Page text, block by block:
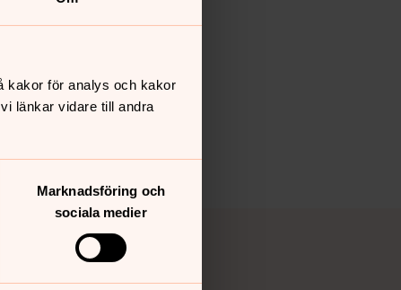
kakor för analys och kakor
länkar vidare till andra
Marknadsföring och
sociala medier